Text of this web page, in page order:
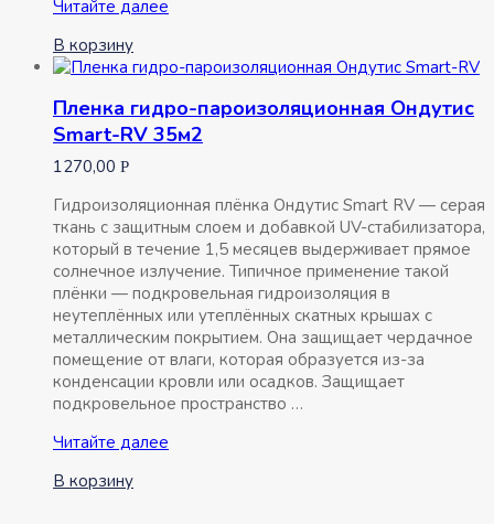
Пленка
Ондутис
R70
Читайте далее
В корзину
Пленка гидро-пароизоляционная Ондутис
Smart-RV 35м2
1270,00 Р
Гидроизоляционная плёнка Ондутис Smart RV — серая
ткань с защитным слоем и добавкой UV-стабилизатора,
который в течение 1,5 месяцев выдерживает прямое
солнечное излучение. Типичное применение такой
плёнки — подкровельная гидроизоляция в
неутеплённых или утеплённых скатных крышах с
металлическим покрытием. Она защищает чердачное
помещение от влаги, которая образуется из-за
конденсации кровли или осадков. Защищает
подкровельное пространство …
Пленка
пароизоляционная
Читайте далее
В корзину